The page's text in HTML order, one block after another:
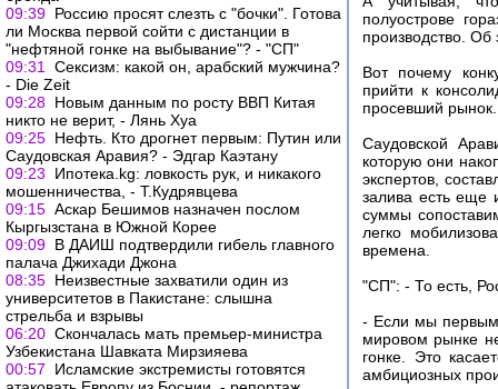
09:39 Россию просят слезть с "бочки". Готова
ли Москва первой сойти с дистанции в
"нефтяной гонке на выбывание"? - "СП"
09:31
Сексизм: какой он, арабский мужчина?
- Die Zeit
09:28 Новым данным по росту ВВП Китая
никто не верит, - Лянь Хуа
09:25 Нефть. Кто дрогнет первым: Путин или
Саудовская Аравия? - Эдгар Каэтану
09:23
Ипотека.kg: ловкость рук, и никакого
мошенничества, - Т.Кудрявцева
09:15 Аскар Бешимов назначен послом
Кыргызстана в Южной Корее
09:09 В ДАИШ подтвердили гибель главного
палача Джихади Джона
08:35 Неизвестные захватили один из
университетов в Пакистане: слышна
стрельба и взрывы
06:20 Скончалась мать премьер-министра
Узбекистана Шавката Мирзияева
00:57
Исламские экстремисты готовятся
полуострове
производство. Об
Вот почему
прийти к
просевший рынок.
Саудовской
которую они
экспертов,
залива есть еще
суммы
легко
времена.
"СП": - То есть,
- Если мы
мировом рынке
гонке. Это
амбициозных